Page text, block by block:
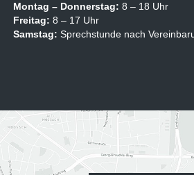
Montag – Donnerstag: 8 – 18 Uhr
Freitag: 8 – 17 Uhr
Samstag: Sprechstunde nach